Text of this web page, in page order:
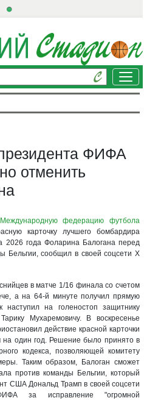
ФИФА
отменить
Международную федерацию футбола
карточку лучшего бомбардира
года Фоларина Балогана перед
Бельгии, сообщил в своей соцсети X
в матче 1/16 финала со счетом
а на 64-й минуте получил прямую
наступил на голеностоп защитнику
Мухаремовичу. В воскресенье
действие красной карточки
на один год. Решение было принято в
кодекса, позволяющей комитету
Таким образом, Балоган сможет
против команды Бельгии, который
США Дональд Трамп в своей соцсети
за исправление "огромной